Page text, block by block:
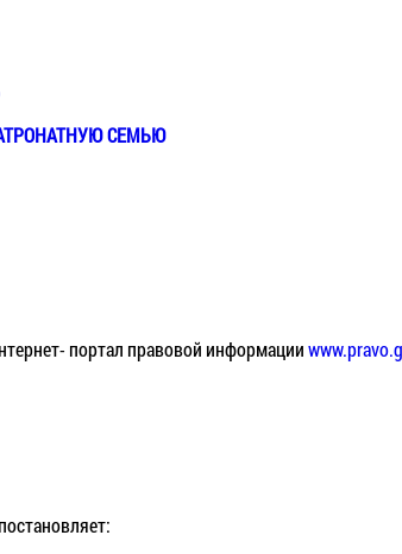
СЕМЬЮ
портал правовой информации